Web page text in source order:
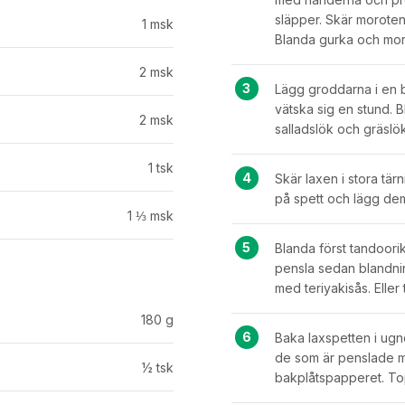
1 msk
2 msk
2 msk
1 tsk
1 ⅓ msk
180 g
½ tsk
släpper. Skär
Blanda gurka och
Lägg groddarna i en
vätska sig en stund.
salladslök och
Skär laxen i stora
på spett och lägg
Blanda först
pensla sedan
med teriyakisås.
Baka laxspetten i
de som är penslade
bakplåtspapperet.